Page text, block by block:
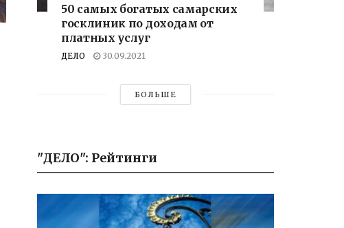
50 самых богатых самарских
госклиник по доходам от
платных услуг
ДЕЛО 30.09.2021
БОЛЬШЕ
"ДЕЛО": Рейтинги